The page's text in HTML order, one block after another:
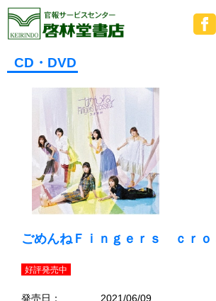
CD・DVD
ごめんねＦｉｎｇｅｒｓ ｃｒｏ
好評発売中
発売日：
2021/06/09